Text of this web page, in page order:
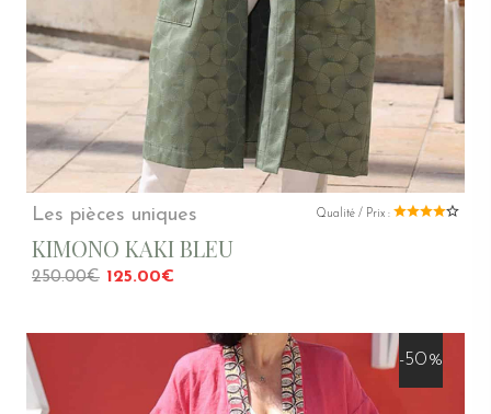
Les pièces uniques Qualité / Prix :
KIMONO KAKI BLEU
250.00€ 125.00€
-50%